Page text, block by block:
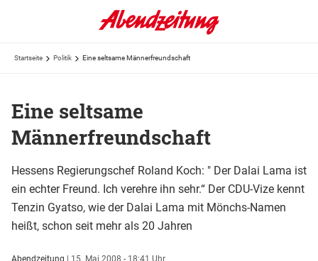
Startseite Politik Eine seltsame Männerfreundschaft
Eine seltsame
Männerfreundschaft
Hessens Regierungschef Roland Koch: " Der Dalai Lama ist
ein echter Freund. Ich verehre ihn sehr.“ Der CDU-Vize kennt
Tenzin Gyatso, wie der Dalai Lama mit Mönchs-Namen
heißt, schon seit mehr als 20 Jahren
Abendzeitung | 15. Mai 2008 - 18:41 Uhr